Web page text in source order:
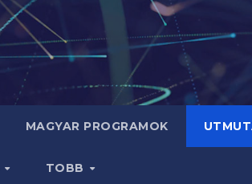
MAGYAR PROGRAMOK
TOBB